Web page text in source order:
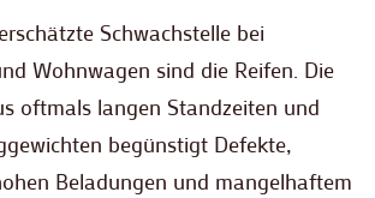
Schwachstelle bei
Wohnwagen sind die Reifen. Die
oftmals langen Standzeiten und
begünstigt Defekte,
Beladungen und mangelhaftem